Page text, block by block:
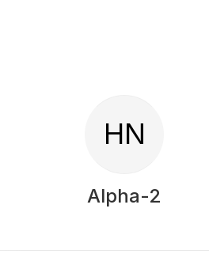
HN
Alpha-2